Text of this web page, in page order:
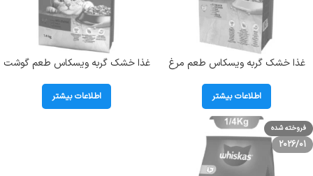
غذا خشک گربه ویسکاس طعم مرغ
Chicken
اطلاعات بیشتر
غذا خشک گربه ویسکاس طعم گوشت
With Beef
اطلاعات بیشتر
فروخته شده
2026/01